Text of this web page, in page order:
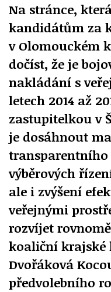
Na stránce,
kandidátům za
v Olomouckém
dočíst, že je
nakládání s
letech 2014 až
zastupitelkou v
je dosáhnout
výběrových
ale i zvýšení
veřejnými
rozvíjet
koaliční krajské
Dvořáková
předvolebního